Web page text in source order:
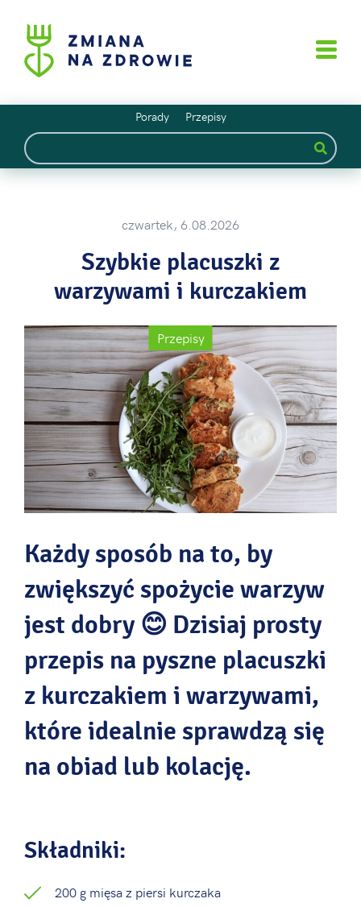
Porady Przepisy
czwartek, 6.08.2026
Szybkie placuszki z
warzywami i kurczakiem
Przepisy
Każdy sposób na to, by
zwiększyć spożycie warzyw
jest dobry 😊 Dzisiaj prosty
przepis na pyszne placuszki
z kurczakiem i warzywami,
które idealnie sprawdzą się
na obiad lub kolację.
Składniki:
200 g mięsa z piersi kurczaka